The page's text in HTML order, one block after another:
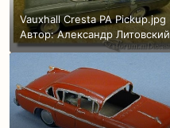
Vauxhall Cresta PA Pickup.jpg
Автор:Александр Литовский